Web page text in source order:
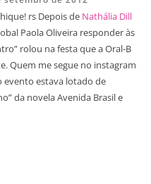
rs Depois de Nathália Dill
Paola Oliveira responder às
rolou na festa que a Oral-B
Quem me segue no instagram
evento estava lotado de
da novela Avenida Brasil e